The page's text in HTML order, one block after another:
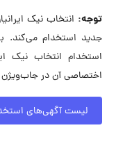
توجه:
جدید استخدام می‌کند.
استخدام انتخاب نیک
اختصاصی آن در جاب‌ویژن
لیست آگهی‌های